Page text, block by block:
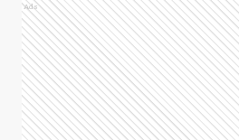
Ads